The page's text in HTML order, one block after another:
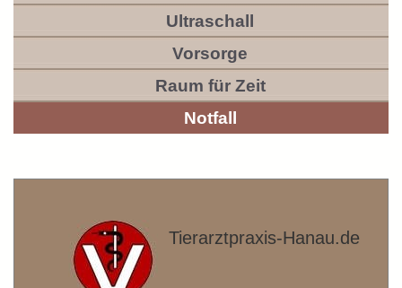
Ultraschall
Vorsorge
Raum für Zeit
Notfall
Tierarztpraxis-Hanau.de